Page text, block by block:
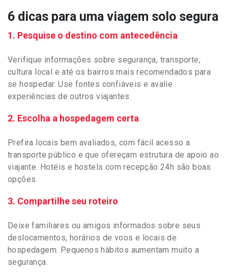
6 dicas para uma viagem solo segura
1. Pesquise o destino com antecedência
Verifique informações sobre segurança, transporte,
cultura local e até os bairros mais recomendados para
se hospedar. Use fontes confiáveis e avalie
experiências de outros viajantes.
2. Escolha a hospedagem certa
Prefira locais bem avaliados, com fácil acesso a
transporte público e que ofereçam estrutura de apoio ao
viajante. Hotéis e hostels com recepção 24h são boas
opções.
3. Compartilhe seu roteiro
Deixe familiares ou amigos informados sobre seus
deslocamentos, horários de voos e locais de
hospedagem. Pequenos hábitos aumentam muito a
segurança.